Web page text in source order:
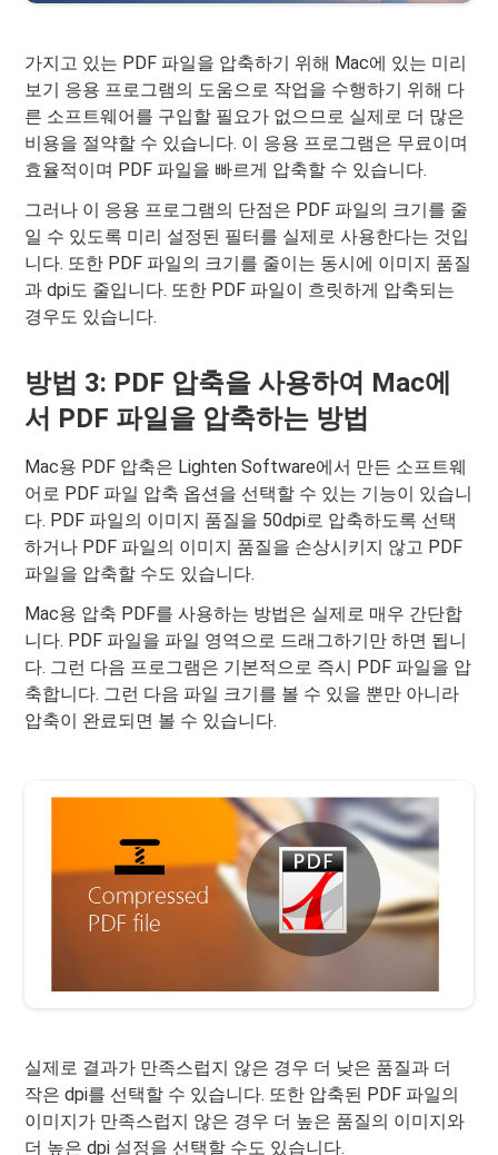
가지고 있는 PDF 파일을 압축하기 위해 Mac에 있는 미리
보기 응용 프로그램의 도움으로 작업을 수행하기 위해 다
른 소프트웨어를 구입할 필요가 없으므로 실제로 더 많은
비용을 절약할 수 있습니다. 이 응용 프로그램은 무료이며
효율적이며 PDF 파일을 빠르게 압축할 수 있습니다.
그러나 이 응용 프로그램의 단점은 PDF 파일의 크기를 줄
일 수 있도록 미리 설정된 필터를 실제로 사용한다는 것입
니다. 또한 PDF 파일의 크기를 줄이는 동시에 이미지 품질
과 dpi도 줄입니다. 또한 PDF 파일이 흐릿하게 압축되는
경우도 있습니다.
방법 3: PDF 압축을 사용하여 Mac에
서 PDF 파일을 압축하는 방법
Mac용 PDF 압축은 Lighten Software에서 만든 소프트웨
어로 PDF 파일 압축 옵션을 선택할 수 있는 기능이 있습니
다. PDF 파일의 이미지 품질을 50dpi로 압축하도록 선택
하거나 PDF 파일의 이미지 품질을 손상시키지 않고 PDF
파일을 압축할 수도 있습니다.
Mac용 압축 PDF를 사용하는 방법은 실제로 매우 간단합
니다. PDF 파일을 파일 영역으로 드래그하기만 하면 됩니
다. 그런 다음 프로그램은 기본적으로 즉시 PDF 파일을 압
축합니다. 그런 다음 파일 크기를 볼 수 있을 뿐만 아니라
압축이 완료되면 볼 수 있습니다.
실제로 결과가 만족스럽지 않은 경우 더 낮은 품질과 더
작은 dpi를 선택할 수 있습니다. 또한 압축된 PDF 파일의
이미지가 만족스럽지 않은 경우 더 높은 품질의 이미지와
더 높은 dpi 설정을 선택할 수도 있습니다.